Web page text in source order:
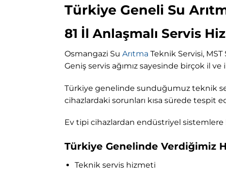
Türkiye Geneli Su
81 İl Anlaşmalı Servis
Osmangazi Su Arıtma Teknik Servisi,
Geniş servis ağımız sayesinde birçok il
Türkiye genelinde sunduğumuz teknik
cihazlardaki sorunları kısa sürede
Ev tipi cihazlardan endüstriyel
Türkiye Genelinde Verdiğimiz
Teknik servis hizmeti